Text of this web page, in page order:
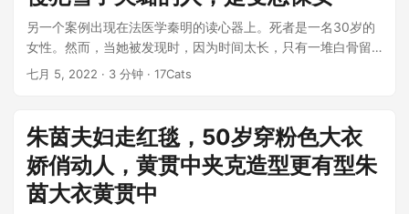
另一个案例出现在法医学秦明的读心器上。死者是一名30岁的
女性。然而，当她被发现时，因为时间太长，只有一堆白骨留
给法医。从周围的细节来看，凶手...
七月 5, 2022 · 3 分钟 · 17Cats
朱茵夫妇走红毯，50岁穿粉色大衣
娇俏动人，黄贯中夹克造型更有型朱
茵大衣黄贯中